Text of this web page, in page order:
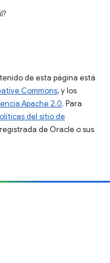
de esta página está
Commons, y los
Apache 2.0. Para
del sitio de
de Oracle o sus